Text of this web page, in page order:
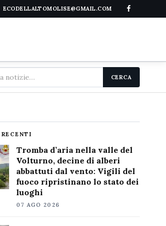
ECODELLALTOMOLISE@GMAIL.COM
CERCA
Tromba d’aria nella valle del
Volturno, decine di alberi
abbattuti dal vento: Vigili del
fuoco ripristinano lo stato dei
luoghi
07 AGO 2026